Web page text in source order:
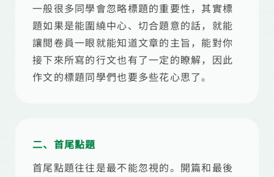
一般很多同學會忽略標題的重要性，其實標
題如果是能圍繞中心、切合題意的話，就能
讓閲卷員一眼就能知道文章的主旨，能對你
接下來所寫的行文也有了一定的瞭解，因此
作文的標題同學們也要多些花心思了。
二、首尾點題
首尾點題往往是最不能忽視的。開篇和最後